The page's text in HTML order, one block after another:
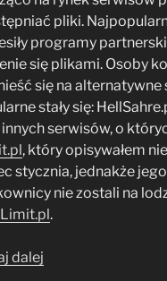
pliki.
programy
się plikami. Osoby
się na
stały się:
serwisów, o
, który opisywałem
stycznia, jednakże
nie zostali na
.
dalej